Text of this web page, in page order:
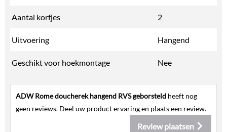
Aantal korfjes 2
Uitvoering Hangend
Geschikt voor hoekmontage Nee
ADW Rome doucherek hangend RVS geborsteld heeft nog
geen reviews. Deel uw product ervaring en plaats een review.
Review plaatsen